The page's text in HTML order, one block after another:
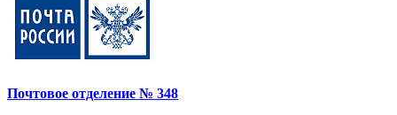
Почтовое отделение № 348